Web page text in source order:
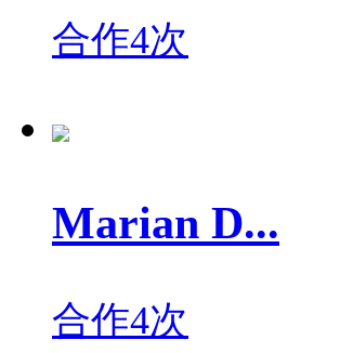
合作4次
Marian D...
合作4次